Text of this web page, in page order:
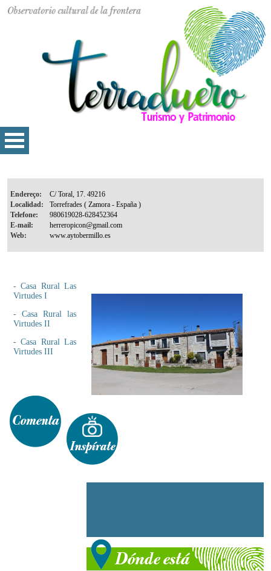
Endereço:
Localidad:
Telefone:
E-mail:
Web:
-Casa Rural Las
Virtudes I
- Casa Rural las
Virtudes II
-Casa Rural Las
Virtudes III